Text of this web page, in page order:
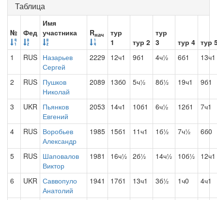
Таблица
№ Фед
Имя
участника
Rнач
тур
1
тур 2
тур
3
тур 4 тур
1
RUS Назарьев
Сергей
2229 12ч1 9б1 4ч½ 6б1 13ч1
2 RUS Пушков
Николай
2089 13б0 5ч½ 8б½ 19ч1 9б1
3 UKR Пьянков
Евгений
2053 14ч1 10б1 6ч½ 12б1 7ч1
4 RUS Воробьев
Александр
1985 15б1 11ч1 1б½ 7ч½ 6б0
5 RUS Шаповалов
Виктор
1981 16ч½ 2б½ 14ч½ 10б½ 12ч1
6 UKR Саввопуло
Анатолий
1941 17б1 13ч1 3б½ 1ч0 4ч1